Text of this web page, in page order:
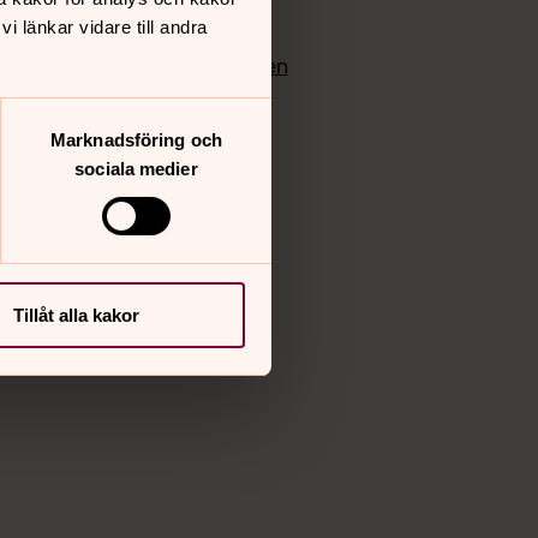
länkar vidare till andra
Marknadsföring och
sociala medier
Tillåt alla kakor
Instagram
Vimeo
Bloggportalen